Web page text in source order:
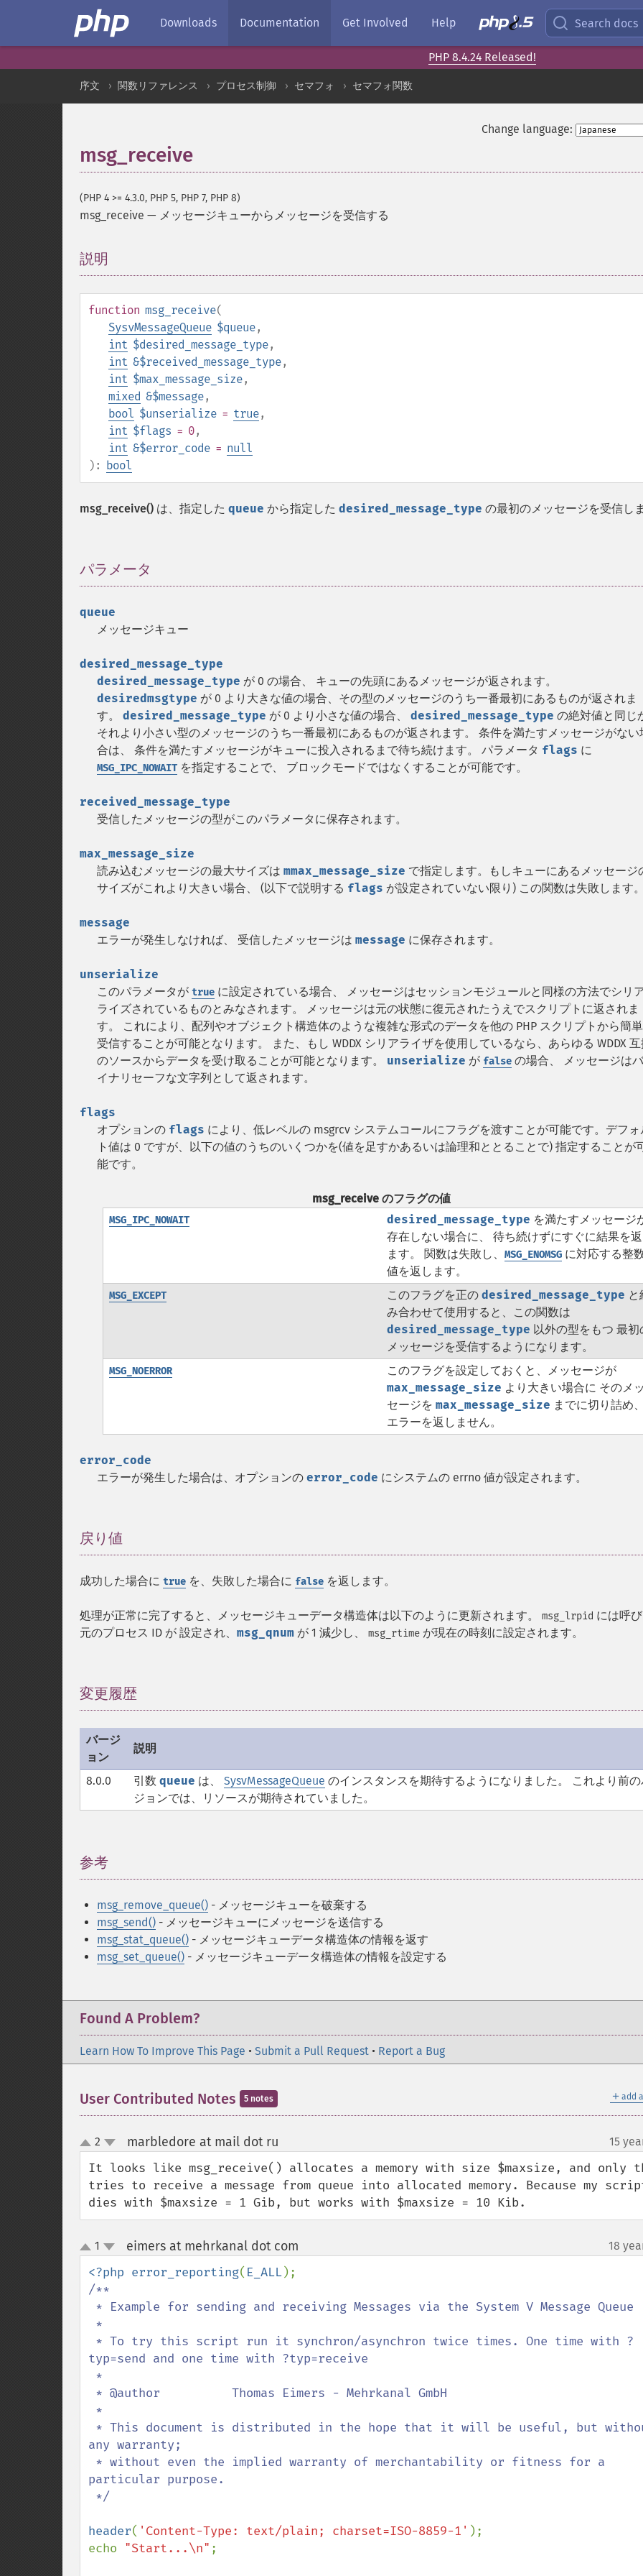
Downloads Documentation Get Involved Help Search docs
PHP 8.4.24 Released!
序文 関数リファレンス プロセス制御 セマフォ セマフォ関数
Change language:
msg_receive
(PHP 4 >= 4.3.0, PHP 5, PHP 7, PHP 8)
msg_receive — メッセージキューからメッセージを受信する
説明
function msg_receive(
SysvMessageQueue $queue,
int $desired_message_type,
int &$received_message_type,
int $max_message_size,
mixed &$message,
bool $unserialize = true,
int $flags = 0,
int &$error_code = null
): bool
msg_receive() は、指定した queue から指定した desired_message_type の最初のメッセージを受信しま
パラメータ
queue
メッセージキュー
desired_message_type
desired_message_type が 0 の場合、 キューの先頭にあるメッセージが返されます。
desiredmsgtype が 0 より大きな値の場合、その型のメッセージのうち一番最初にあるものが返されま
す。 desired_message_type が 0 より小さな値の場合、 desired_message_type の絶対値と同じ
それより小さい型のメッセージのうち一番最初にあるものが返されます。 条件を満たすメッセージがない
合は、 条件を満たすメッセージがキューに投入されるまで待ち続けます。 パラメータ flags に
MSG_IPC_NOWAIT を指定することで、 ブロックモードではなくすることが可能です。
received_message_type
受信したメッセージの型がこのパラメータに保存されます。
max_message_size
読み込むメッセージの最大サイズは mmax_message_size で指定します。もしキューにあるメッセージ
サイズがこれより大きい場合、 (以下で説明する flags が設定されていない限り) この関数は失敗します。
message
エラーが発生しなければ、 受信したメッセージは message に保存されます。
unserialize
このパラメータが true に設定されている場合、 メッセージはセッションモジュールと同様の方法でシリ
ライズされているものとみなされます。 メッセージは元の状態に復元されたうえでスクリプトに返されま
す。 これにより、配列やオブジェクト構造体のような複雑な形式のデータを他の PHP スクリプトから簡
受信することが可能となります。 また、もし WDDX シリアライザを使用しているなら、あらゆる WDDX 互
のソースからデータを受け取ることが可能となります。 unserialize が false の場合、 メッセージはバ
イナリセーフな文字列として返されます。
flags
オプションの flags により、低レベルの msgrcv システムコールにフラグを渡すことが可能です。デフォ
ト値は 0 ですが、以下の値のうちのいくつかを(値を足すかあるいは論理和ととることで) 指定することが
能です。
msg_receive のフラグの値
MSG_IPC_NOWAIT desired_message_type を満たすメッセージ
存在しない場合に、 待ち続けずにすぐに結果を
ます。 関数は失敗し、 MSG_ENOMSGに対応する整
値を返します。
MSG_EXCEPT このフラグを正の desired_message_type と
み合わせて使用すると、この関数は
desired_message_type 以外の型をもつ 最初
メッセージを受信するようになります。
MSG_NOERROR
このフラグを設定しておくと、メッセージが
max_message_size より大きい場合に そのメッ
セージを max_message_size までに切り詰め、
エラーを返しません。
error_code
エラーが発生した場合は、オプションの error_code にシステムの errno 値が設定されます。
戻り値
成功した場合に true を、失敗した場合に false を返します。
処理が正常に完了すると、メッセージキューデータ構造体は以下のように更新されます。 msg_lrpid には呼
元のプロセス ID が 設定され、 msg_qnum が 1 減少し、 msg_rtime が現在の時刻に設定されます。
変更履歴
バージ
ョン
説明
8.0.0 引数 queue は、 SysvMessageQueue のインスタンスを期待するようになりました。 これより前の
ジョンでは、リソースが期待されていました。
参考
msg_remove_queue() - メッセージキューを破棄する
msg_send() - メッセージキューにメッセージを送信する
msg_stat_queue() - メッセージキューデータ構造体の情報を返す
msg_set_queue() - メッセージキューデータ構造体の情報を設定する
Found A Problem?
Learn How To Improve This Page • Submit a Pull Request • Report a Bug
＋ add
User Contributed Notes 5 notes
up
down
2 marbledore at mail dot ru 15
It looks like msg_receive() allocates a memory with size $maxsize, and only
tries to receive a message from queue into allocated memory. Because my
dies with $maxsize = 1 Gib, but works with $maxsize = 10 Kib.
up
down
1 eimers at mehrkanal dot com 18
<?php error_reporting( E_ALL
/**
typ=send and one time with ?typ=receive
any warranty;
particular purpose.
header( 'Content-Type: text/plain; charset=ISO-8859-1' );
echo "Start...\n" ;